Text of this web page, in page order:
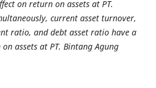
on return on assets at PT.
current asset turnover,
ratio, and debt asset ratio have a
assets at PT. Bintang Agung